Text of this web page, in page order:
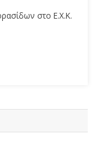
στο Ε.Χ.Κ.